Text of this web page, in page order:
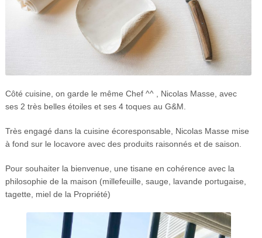
Côté cuisine, on garde le même Chef ^^ , Nicolas Masse, avec
ses 2 très belles étoiles et ses 4 toques au G&M.
Très engagé dans la cuisine écoresponsable, Nicolas Masse mise
à fond sur le locavore avec des produits raisonnés et de saison.
Pour souhaiter la bienvenue, une tisane en cohérence avec la
philosophie de la maison (millefeuille, sauge, lavande portugaise,
tagette, miel de la Propriété)